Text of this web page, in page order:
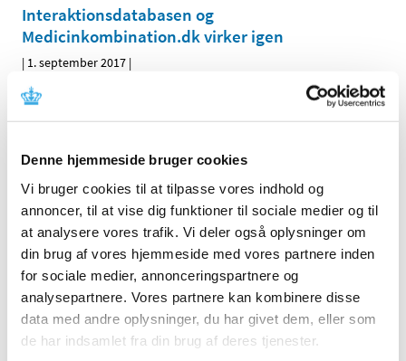
Denne hjemmeside bruger cookies
Vi bruger cookies til at tilpasse vores indhold og
annoncer, til at vise dig funktioner til sociale medier og til
at analysere vores trafik. Vi deler også oplysninger om
din brug af vores hjemmeside med vores partnere inden
for sociale medier, annonceringspartnere og
analysepartnere. Vores partnere kan kombinere disse
data med andre oplysninger, du har givet dem, eller som
de har indsamlet fra din brug af deres tjenester.
Interaktionsdatabasen og
Medicinkombination.dk virker igen
| 1. september 2017 |
Der har i en periode været it-problemer med
Interaktionsdatabasen og hjemmesiden
Alle (162)
TID
2026 (5)
2025 (8)
2024 (11)
2023 (7)
2022 (2)
2021 (15)